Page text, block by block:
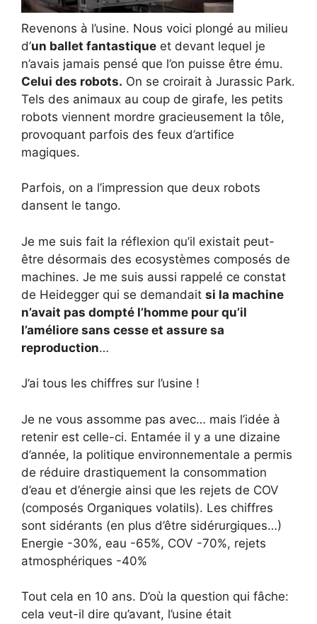
Revenons à l’usine. Nous voici plongé au milieu
d’un ballet fantastique et devant lequel je
n’avais jamais pensé que l’on puisse être ému.
Celui des robots. On se croirait à Jurassic Park.
Tels des animaux au coup de girafe, les petits
robots viennent mordre gracieusement la tôle,
provoquant parfois des feux d’artifice
magiques.
Parfois, on a l’impression que deux robots
dansent le tango.
Je me suis fait la réflexion qu’il existait peut-
être désormais des ecosystèmes composés de
machines. Je me suis aussi rappelé ce constat
de Heidegger qui se demandait si la machine
n’avait pas dompté l’homme pour qu’il
l’améliore sans cesse et assure sa
reproduction…
J’ai tous les chiffres sur l’usine !
Je ne vous assomme pas avec… mais l’idée à
retenir est celle-ci. Entamée il y a une dizaine
d’année, la politique environnementale a permis
de réduire drastiquement la consommation
d’eau et d’énergie ainsi que les rejets de COV
(composés Organiques volatils). Les chiffres
sont sidérants (en plus d’être sidérurgiques…)
Energie -30%, eau -65%, COV -70%, rejets
atmosphériques -40%
Tout cela en 10 ans. D’où la question qui fâche:
cela veut-il dire qu’avant, l’usine était